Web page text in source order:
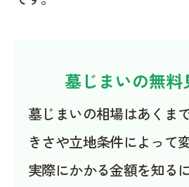
墓じまいの無料
墓じまいの相場はあくま
きさや立地条件によって
実際にかかる金額を知る